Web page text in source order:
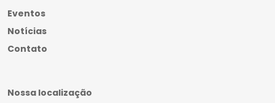
Eventos
Notícias
Contato
Nossa localização